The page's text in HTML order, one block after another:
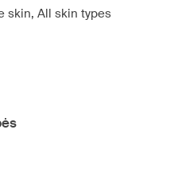
skin, All skin types